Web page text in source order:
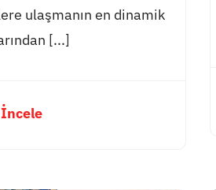
ulaşmanın en dinamik
[...]
İncele